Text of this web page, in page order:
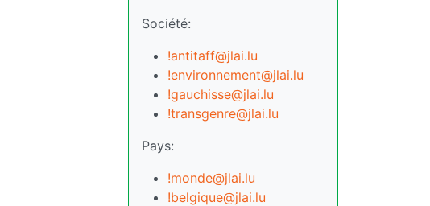
Société:
!antitaff@jlai.lu
!environnement@jlai.lu
!gauchisse@jlai.lu
!transgenre@jlai.lu
Pays:
!monde@jlai.lu
!belgique@jlai.lu